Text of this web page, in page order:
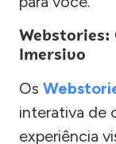
Imersivo
Os
interativa de
experiência